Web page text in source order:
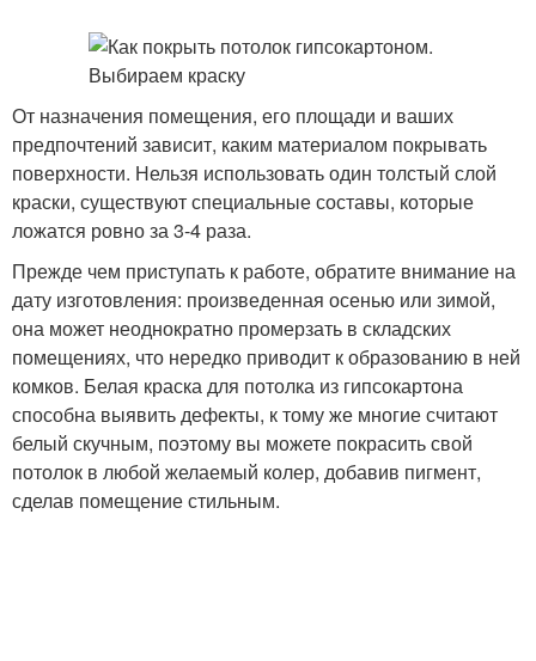
От назначения помещения, его площади и ваших
предпочтений зависит, каким материалом покрывать
поверхности. Нельзя использовать один толстый слой
краски, существуют специальные составы, которые
ложатся ровно за 3-4 раза.
Прежде чем приступать к работе, обратите внимание на
дату изготовления: произведенная осенью или зимой,
она может неоднократно промерзать в складских
помещениях, что нередко приводит к образованию в ней
комков. Белая краска для потолка из гипсокартона
способна выявить дефекты, к тому же многие считают
белый скучным, поэтому вы можете покрасить свой
потолок в любой желаемый колер, добавив пигмент,
сделав помещение стильным.